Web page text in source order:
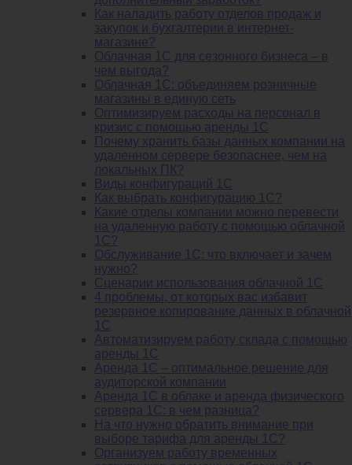
Как наладить работу отделов продаж и
закупок и бухгалтерии в интернет-
магазине?
Облачная 1С для сезонного бизнеса – в
чем выгода?
Облачная 1С: объединяем розничные
магазины в единую сеть
Оптимизируем расходы на персонал в
кризис с помощью аренды 1С
Почему хранить базы данных компании на
удаленном сервере безопаснее, чем на
локальных ПК?
Виды конфигураций 1С
Как выбрать конфигурацию 1С?
Какие отделы компании можно перевести
на удаленную работу с помощью облачной
1С?
Обслуживание 1С: что включает и зачем
нужно?
Сценарии использования облачной 1С
4 проблемы, от которых вас избавит
резервное копирование данных в облачной
1С
Автоматизируем работу склада с помощью
аренды 1С
Аренда 1С – оптимальное решение для
аудиторской компании
Аренда 1С в облаке и аренда физического
сервера 1С: в чем разница?
На что нужно обратить внимание при
выборе тарифа для аренды 1С?
Организуем работу временных